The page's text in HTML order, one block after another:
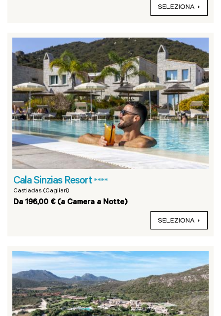
SELEZIONA
Cala Sinzias Resort ****
Castiadas (Cagliari)
Da 196,00 € (a Camera a Notte)
SELEZIONA